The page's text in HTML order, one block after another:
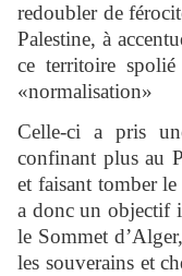
redoubler de
Palestine, à
ce territoire
«normalisation»
Celle-ci a pris
confinant plus au
et faisant tomber
a donc un objectif
le Sommet
les souverains et